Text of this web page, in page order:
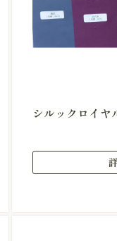
シルックロイ